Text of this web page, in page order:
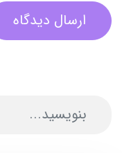
ارسال دیدگاه